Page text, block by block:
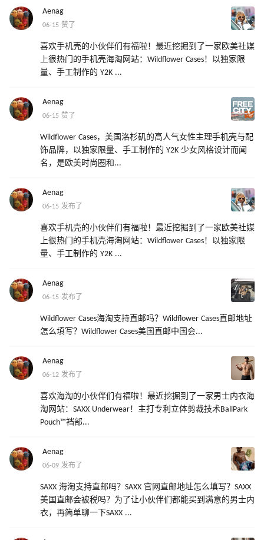
Aenag
06-15 赞了
喜欢手机壳的小伙伴们有福啦！最近挖掘到了一家欧美社媒
上很热门的手机壳海淘网站：Wildflower Cases！以独家限
量、手工制作的 Y2K ...
Aenag
06-15 赞了
Wildflower Cases，美国洛杉矶的高人气女性主理手机壳与配
饰品牌，以独家限量、手工制作的 Y2K 少女风格设计而闻
名，是欧美时尚圈和...
Aenag
06-15 发布了
喜欢手机壳的小伙伴们有福啦！最近挖掘到了一家欧美社媒
上很热门的手机壳海淘网站：Wildflower Cases！以独家限
量、手工制作的 Y2K ...
Aenag
06-15 发布了
Wildflower Cases海淘支持直邮吗？Wildflower Cases直邮地址
怎么填写？Wildflower Cases美国直邮中国会...
Aenag
06-12 发布了
喜欢海淘的小伙伴们有福啦！最近挖掘到了一家男士内衣海
淘网站：SAXX Underwear！主打专利立体剪裁技术BallPark
Pouch™裆部...
Aenag
06-09 发布了
SAXX 海淘支持直邮吗？SAXX 官网直邮地址怎么填写？SAXX
美国直邮会被税吗？为了让小伙伴们都能买到满意的男士内
衣，再简单聊一下SAXX ...